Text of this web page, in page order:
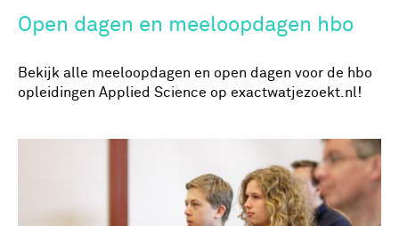
Open dagen en meeloopdagen hbo
Bekijk alle meeloopdagen en open dagen voor de hbo
opleidingen Applied Science op exactwatjezoekt.nl!